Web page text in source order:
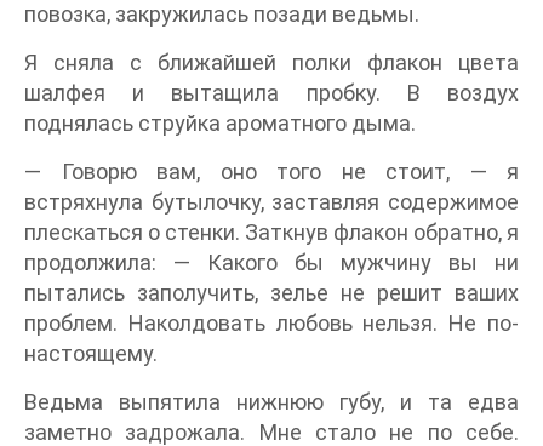
повозка, закружилась позади ведьмы.
Я сняла с ближайшей полки флакон цвета
шалфея и вытащила пробку. В воздух
поднялась струйка ароматного дыма.
— Говорю вам, оно того не стоит, — я
встряхнула бутылочку, заставляя содержимое
плескаться о стенки. Заткнув флакон обратно, я
продолжила: — Какого бы мужчину вы ни
пытались заполучить, зелье не решит ваших
проблем. Наколдовать любовь нельзя. Не по-
настоящему.
Ведьма выпятила нижнюю губу, и та едва
заметно задрожала. Мне стало не по себе.